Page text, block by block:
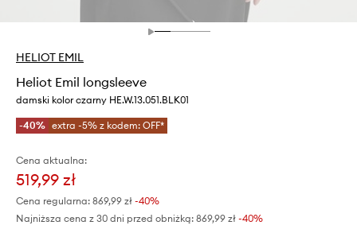
HELIOT EMIL
Heliot Emil longsleeve
damski kolor czarny HE.W.13.051.BLK01
-40% extra -5% z kodem: OFF*
Cena aktualna:
519,99 zł
Cena regularna: 869,99 zł -40%
Najniższa cena z 30 dni przed obniżką: 869,99 zł -40%